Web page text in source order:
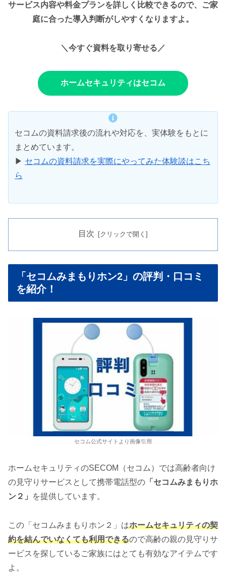
サービス内容や料金プランを詳しく比較できるので、ご家
庭に合った導入判断がしやすくなりますよ。
＼今すぐ資料を取り寄せる／
ホームセキュリティはセコム
セコムの資料請求後の流れや対応を、実体験をもとに
まとめています。
▶ セコムの資料請求を実際にやってみた体験談はこち
ら
目次
「セコムみまもりホン2」の評判・口コミ
を紹介！
セコム公式サイトより画像引用
ホームセキュリティのSECOM（セコム）では高齢者向け
の見守りサービスとして携帯電話型の 「セコムみまもりホ
ン２」
を提供しています。
この「セコムみまもりホン２」はホームセキュリティの契
約を結んでいなくても利用できるので高齢の親の見守りサ
ービスを探しているご家族にはとても有効なアイテムです
よ。